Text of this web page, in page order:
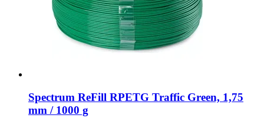
Spectrum ReFill RPETG Traffic Green, 1,75
mm / 1000 g